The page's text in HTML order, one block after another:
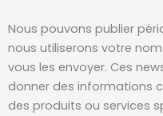
Nous pouvons publier
nous utiliserons votre
vous les envoyer. Ces
donner des informations
des produits ou services